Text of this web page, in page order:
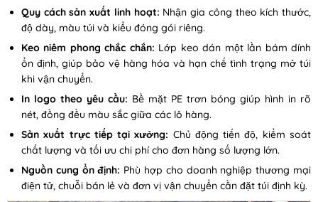
Quy cách sản xuất linh hoạt: Nhận gia công theo kích thước,
độ dày, màu túi và kiểu đóng gói riêng.
Keo niêm phong chắc chắn: Lớp keo dán một lần bám dính
ổn định, giúp bảo vệ hàng hóa và hạn chế tình trạng mở túi
khi vận chuyển.
In logo theo yêu cầu: Bề mặt PE trơn bóng giúp hình in rõ
nét, đồng đều màu sắc giữa các lô hàng.
Sản xuất trực tiếp tại xưởng: Chủ động tiến độ, kiểm soát
chất lượng và tối ưu chi phí cho đơn hàng số lượng lớn.
Nguồn cung ổn định: Phù hợp cho doanh nghiệp thương mại
điện tử, chuỗi bán lẻ và đơn vị vận chuyển cần đặt túi định kỳ.